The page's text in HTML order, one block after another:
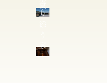
り
家